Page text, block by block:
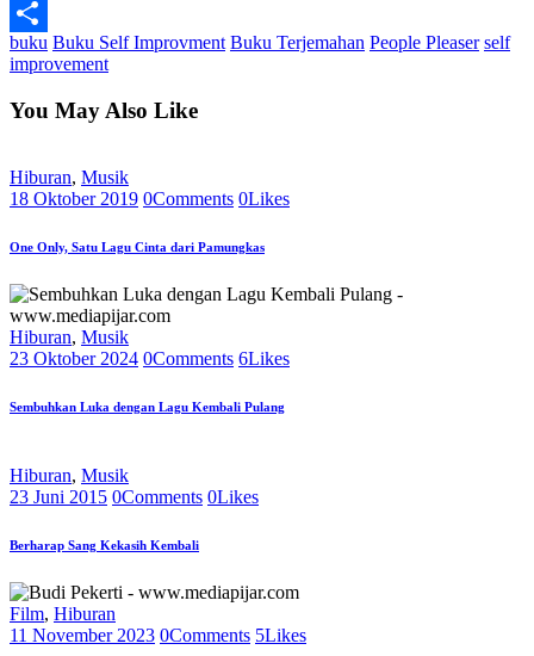
Email
Share
buku Buku Self Improvment Buku Terjemahan People Pleaser self
improvement
You May Also Like
Hiburan, Musik
18 Oktober 2019 0Comments 0Likes
One Only, Satu Lagu Cinta dari Pamungkas
Hiburan, Musik
23 Oktober 2024 0Comments 6Likes
Sembuhkan Luka dengan Lagu Kembali Pulang
Hiburan, Musik
23 Juni 2015 0Comments 0Likes
Berharap Sang Kekasih Kembali
Film, Hiburan
11 November 2023 0Comments 5Likes